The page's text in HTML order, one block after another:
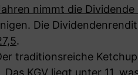
nimmt die Dividende
Die
.
traditionsreiche
Das KGV liegt unter 11,